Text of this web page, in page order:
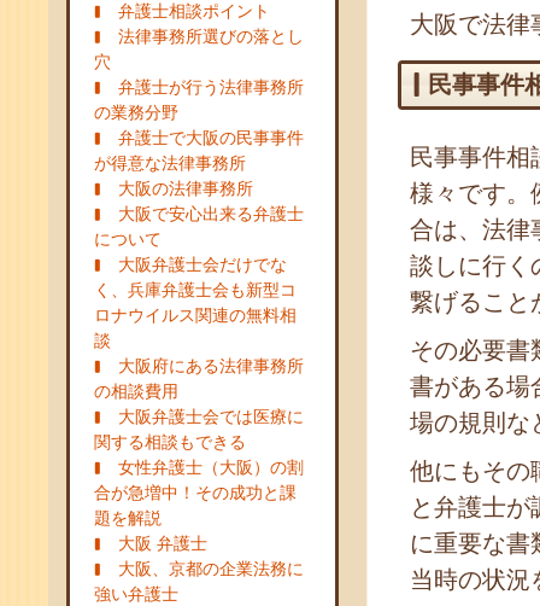
弁護士相談ポイント
法律事務所選びの落とし
穴
弁護士が行う法律事務所
の業務分野
弁護士で大阪の民事事件
が得意な法律事務所
大阪の法律事務所
大阪で安心出来る弁護士
について
大阪弁護士会だけでな
く、兵庫弁護士会も新型コ
ロナウイルス関連の無料相
談
大阪府にある法律事務所
の相談費用
大阪弁護士会では医療に
関する相談もできる
女性弁護士（大阪）の割
合が急増中！その成功と課
題を解説
大阪 弁護士
大阪、京都の企業法務に
強い弁護士
大阪で法律
民事事件
民事事件
様々です。
合は、法律
談しに行く
繋げること
その必要書
書がある場
場の規則な
他にもその
と弁護士
に重要な書
当時の状況